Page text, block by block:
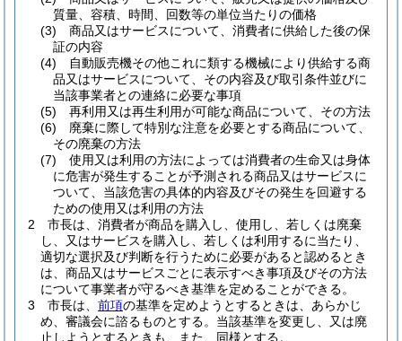
質量、容積、時間、回数等の単位当たりの価格
(3)
商品又はサービスについて、消費者に供給した後の保
証の内容
(4)
自動販売機その他これに類する機械により供給する商
品又はサービスについて、その内容及び取引条件並びに
当該事業者との連絡に必要な事項
(5)
再利用又は再生利用が可能な商品について、その方法
(6)
廃棄に際して特別な注意を必要とする商品について、
その廃棄の方法
(7)
使用又は利用の方法によっては消費者の生命又は身体
に危害が発生することが予測される商品又はサービスに
ついて、当該危害の具体的内容及びその発生を回避する
ための使用又は利用の方法
2
市長は、消費者が商品を購入し、使用し、若しくは廃棄
し、又はサービスを購入し、若しくは利用するに当たり、
適切な選択及び判断を行うために必要があると認めるとき
は、商品又はサービスごとに表示すべき事項及びその方法
について事業者が守るべき基準を定めることができる。
3
市長は、 前項の基準を定めようとするときは、あらかじ
め、審議会に諮るものとする。 当該基準を変更し、又は廃
止しようとするときも、また、同様とする。